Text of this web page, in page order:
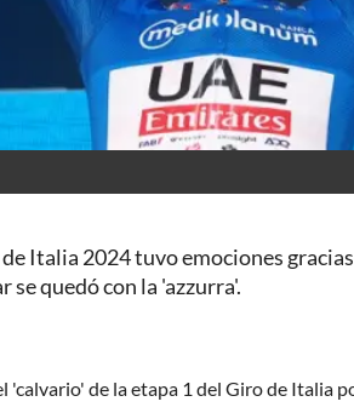
Italia 2024tuvo emociones
quedó con la 'azzurra'.
'calvario' de la etapa 1 del Giro de Italia